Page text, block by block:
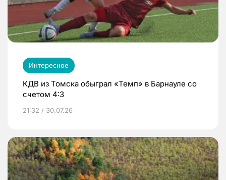
Интересное
КДВ из Томска обыграл «Темп» в Барнауле со
счетом 4:3
21:32 / 30.07.26